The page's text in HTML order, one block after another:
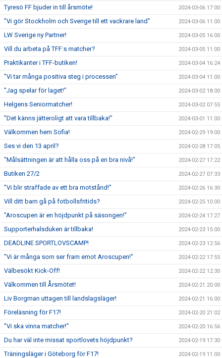
Tyresö FF bjuder in till årsmöte! 2024-03-06 17:00
"Vi gör Stockholm och Sverige till ett vackrare land" 2024-03-06 11:00
LW Sverige ny Partner! 2024-03-05 16:00
Vill du arbeta på TFF:s matcher? 2024-03-05 11:00
Praktikanter i TFF-butiken! 2024-03-04 16:24
"Vi tar många positiva steg i processen" 2024-03-04 11:00
"Jag spelar för laget!" 2024-03-02 18:00
Helgens Seniormatcher! 2024-03-02 07:55
"Det känns jätteroligt att vara tillbaka!" 2024-03-01 11:00
Välkommen hem Sofia! 2024-02-29 19:00
Ses vi den 13 april? 2024-02-28 17:05
"Målsättningen är att hålla oss på en bra nivå!" 2024-02-27 17:22
Butiken 27/2 2024-02-27 07:33
"Vi blir straffade av ett bra motstånd!" 2024-02-26 16:30
Vill ditt barn gå på fotbollsfritids? 2024-02-25 10:00
"Aroscupen är en höjdpunkt på säsongen!" 2024-02-24 17:27
Supporterhalsduken är tillbaka! 2024-02-23 15:00
DEADLINE SPORTLOVSCAMP! 2024-02-23 12:56
"Vi är många som ser fram emot Aroscupen!" 2024-02-22 17:55
Välbesökt Kick-Off! 2024-02-22 12:30
Välkommen till Årsmötet! 2024-02-21 20:00
Liv Borgman uttagen till landslagsläger! 2024-02-21 16:00
Föreläsning för F17! 2024-02-20 21:02
"Vi ska vinna matcher!" 2024-02-20 16:56
Du har väl inte missat sportlovets höjdpunkt? 2024-02-19 17:30
Träningsläger i Göteborg för F17! 2024-02-19 11:00